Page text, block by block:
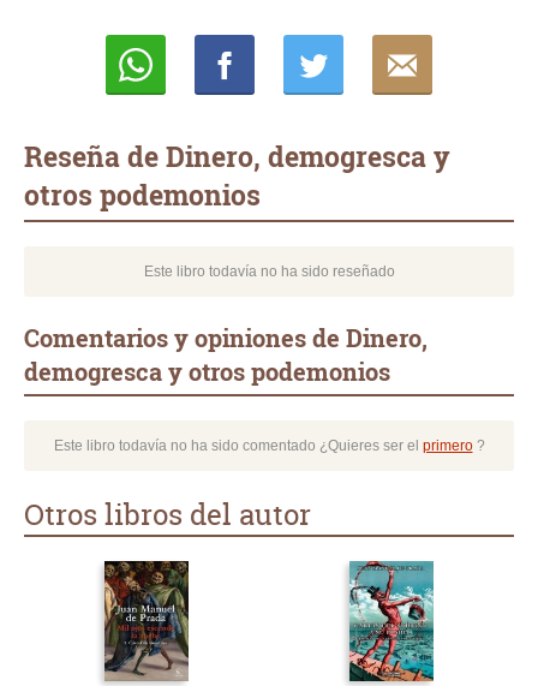
Reseña de Dinero, demogresca y
otros podemonios
Este libro todavía no ha sido reseñado
Comentarios y opiniones de Dinero,
demogresca y otros podemonios
Este libro todavía no ha sido comentado ¿Quieres ser el primero?
Otros libros del autor